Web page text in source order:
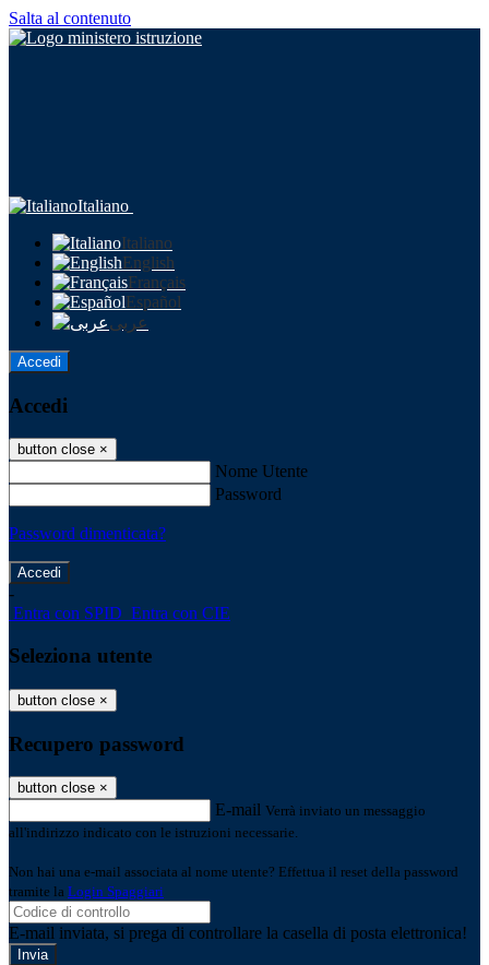
Salta al contenuto
Italiano
Italiano
English
Français
Español
عربى
Accedi
Accedi
button close ×
Nome Utente
Password
Password dimenticata?
-
Entra con SPID Entra con CIE
Seleziona utente
button close ×
Recupero password
button close ×
E-mail Verrà inviato un messaggio
all'indirizzo indicato con le istruzioni necessarie.
Non hai una e-mail associata al nome utente? Effettua il reset della password
tramite la Login Spaggiari
E-mail inviata, si prega di controllare la casella di posta elettronica!